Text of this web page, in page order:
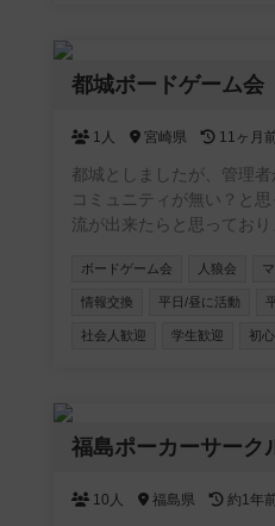
都城ボードゲーム会
1人 宮崎県 11ヶ月
都城としましたが、管理
コミュニティが無い？と
流が出来たらと思ってお
ボードゲーム会 人狼会
情報交換 平日/昼に活動
社会人歓迎 学生歓迎 初
福島ポーカーサーク
10人 福島県 約1年